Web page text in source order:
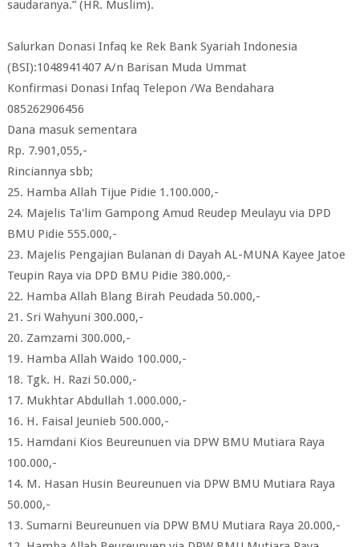
saudaranya.” (HR. Muslim).
Salurkan Donasi Infaq ke Rek Bank Syariah Indonesia
(BSI):1048941407 A/n Barisan Muda Ummat
Konfirmasi Donasi Infaq Telepon /Wa Bendahara
085262906456
Dana masuk sementara
Rp. 7.901,055,-
Rinciannya sbb;
25. Hamba Allah Tijue Pidie 1.100.000,-
24. Majelis Ta'lim Gampong Amud Reudep Meulayu via DPD
BMU Pidie 555.000,-
23. Majelis Pengajian Bulanan di Dayah AL-MUNA Kayee Jatoe
Teupin Raya via DPD BMU Pidie 380.000,-
22. Hamba Allah Blang Birah Peudada 50.000,-
21. Sri Wahyuni 300.000,-
20. Zamzami 300.000,-
19. Hamba Allah Waido 100.000,-
18. Tgk. H. Razi 50.000,-
17. Mukhtar Abdullah 1.000.000,-
16. H. Faisal Jeunieb 500.000,-
15. Hamdani Kios Beureunuen via DPW BMU Mutiara Raya
100.000,-
14. M. Hasan Husin Beureunuen via DPW BMU Mutiara Raya
50.000,-
13. Sumarni Beureunuen via DPW BMU Mutiara Raya 20.000,-